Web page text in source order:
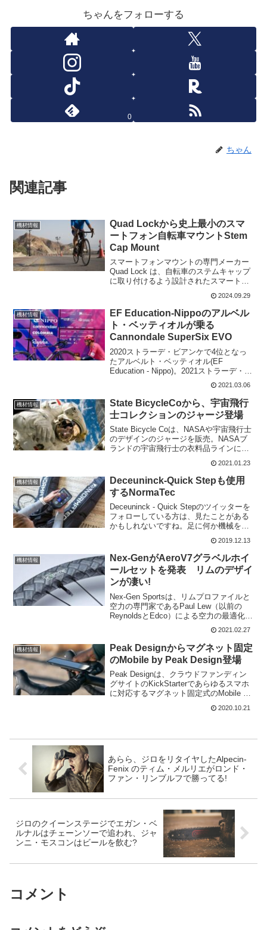
ちゃんをフォローする
0
ちゃん
関連記事
機材情報
Quad Lockから史上最小のスマ
ートフォン自転車マウントStem
Cap Mount
スマートフォンマウントの専門メーカー
Quad Lock は、自転車のステムキャップ
に取り付けるよう設計されたスマートフ
ォン用の新しいマウントを2つリリース。
Stem Cap Mount Stem Cap Mount
Adjustable...
2024.09.29
機材情報
EF Education-Nippoのアルベル
ト・ベッティオルが乗る
Cannondale SuperSix EVO
2020ストラーデ・ビアンケで4位となっ
たアルベルト・ベッティオル(EF
Education - Nippo)。2021ストラーデ・ビ
アンケでは、エースとしてEF Education
- Nippoをリードする。アルベルト・ベッ
ティオルはス...
2021.03.06
機材情報
State BicycleCoから、宇宙飛行
士コレクションのジャージ登場
State Bicycle Coは、NASAや宇宙飛行士
のデザインのジャージを販売。NASAブ
ランドの宇宙飛行士の衣料品ラインに
は、3つのジャージ、1組のビブショー
ツ、反射ジャケットが含まれている。
State Bicycle Coは、これに...
2021.01.23
機材情報
Deceuninck-Quick Stepも使用
するNormaTec
Deceuninck - Quick Stepのツイッターを
フォローしている方は、見たことがある
かもしれないですね。足に何か機械をつ
けて座っているシーンの画像なんです
が、何の機械なのかと思ってました。こ
のマシンは、足の筋肉の疲労回復をさせ
る...
2019.12.13
機材情報
Nex-GenがAeroV7グラベルホイ
ールセットを発表 リムのデザイ
ンが凄い!
Nex-Gen Sportsは、リムプロファイルと
空力の専門家であるPaul Lew（以前の
ReynoldsとEdco）による空力の最適化を
備えた新しいAeroV7グラベルホイールセ
ットをリリースした。リムはスプレッド
トウカーボンとText...
2021.02.27
機材情報
Peak Designからマグネット固定
のMobile by Peak Design登場
Peak Designは、クラウドファンディン
グサイトのKickStarterであらゆるスマホ
に対応するマグネット固定式のMobile by
Peak Designを発表した。簡単に言う
と、スマホケースにマグネットが取り付
2020.10.21
あらら、ジロをリタイヤしたAlpecin-
Fenix のティム・メルリエがロンド・
ファン・リンブルフで勝ってる!
ジロのクイーンステージでエガン・ベ
ルナルはチェーンソーで追われ、ジャ
ンニ・モスコンはビールを飲む?
コメント